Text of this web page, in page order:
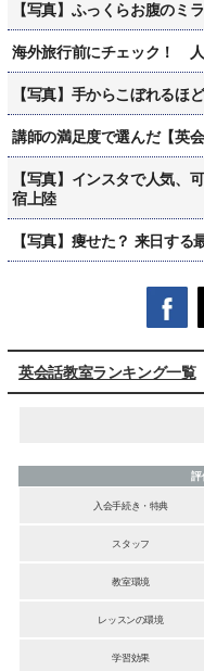
【写真】ふっくらお腹のミ
海外旅行前にチェック！
【写真】手からこぼれるほ
講師の満足度で選んだ【英
【写真】インスタで人気、
宿上陸
【写真】痩せた？ 来日す
英会話教室ランキング一覧
評
入会手続き・特典
スタッフ
教室環境
レッスンの環境
学習効果